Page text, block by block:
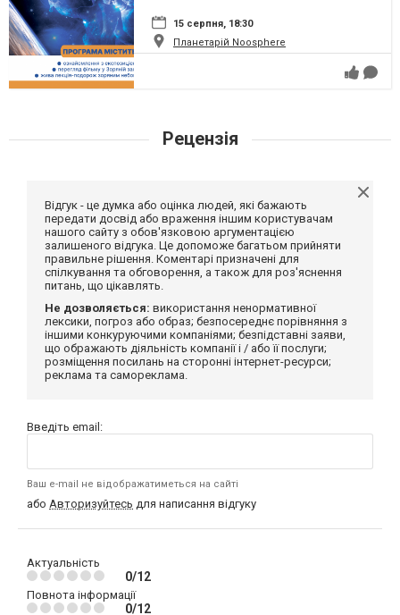
15 серпня, 18:30
Планетарій Noosphere
Рецензія
Відгук - це думка або оцінка людей, які бажають
передати досвід або враження іншим користувачам
нашого сайту з обов'язковою аргументацією
залишеного відгука. Це допоможе багатьом прийняти
правильне рішення. Коментарі призначені для
спілкування та обговорення, а також для роз'яснення
питань, що цікавлять.
Не дозволяється: використання ненормативної
лексики, погроз або образ; безпосереднє порівняння з
іншими конкуруючими компаніями; безпідставні заяви,
що ображають діяльність компанії і / або її послуги;
розміщення посилань на сторонні інтернет-ресурси;
реклама та самореклама.
Введіть email:
Ваш e-mail не відображатиметься на сайті
або Авторизуйтесь для написання відгуку
Актуальність
0/12
Повнота інформації
0/12